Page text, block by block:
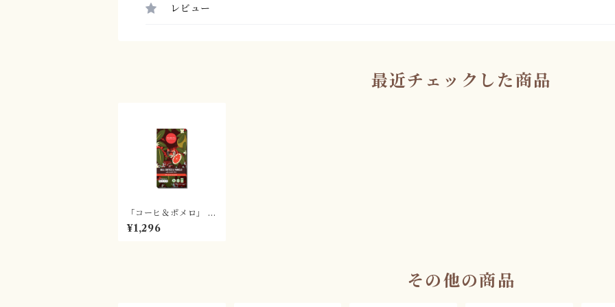
レビュー
最近チェックした商品
「コーヒ＆ポメロ」 ダ
ークチョコレート70%
¥1,296
その他の商品